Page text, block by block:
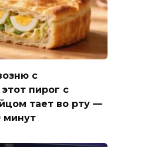
с
пирог с
тает во рту —
минут